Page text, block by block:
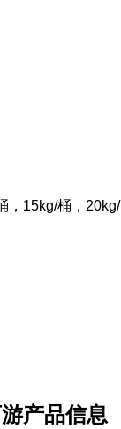
，15kg/桶，20kg/
产品信息